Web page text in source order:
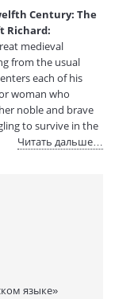
Century: The
Richard:
medieval
from the usual
each of his
woman who
noble and brave
to survive in the
heroes,
France, yet it
Читать дальше…
языке»